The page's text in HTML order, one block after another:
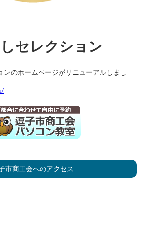
セレクション
ンのホームページがリニューアルしまし
市商工会へのアクセス